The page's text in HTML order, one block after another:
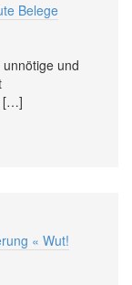
Belege
und
[…]
« Wut!